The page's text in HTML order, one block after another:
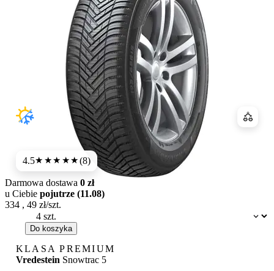
4.5★★★★★(8)
Dostępność:
Darmowa dostawa 0 zł
u Ciebie pojutrze (11.08)
334 , 49 zł/szt.
Do koszyka
KLASA PREMIUM
Vredestein Snowtrac 5